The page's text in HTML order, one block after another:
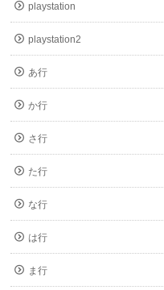
playstation
playstation2
あ行
か行
さ行
た行
な行
は行
ま行